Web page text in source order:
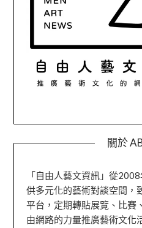
關於
「自由人藝文資訊」從
供多元化的藝術對談空間，
平台，定期轉貼展覽、比賽
由網路的力量推廣藝術文化